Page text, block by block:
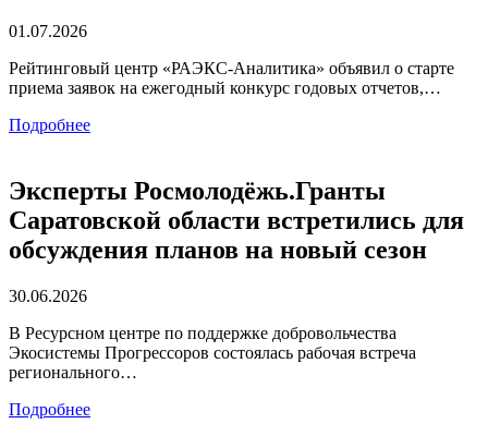
01.07.2026
Рейтинговый центр «РАЭКС-Аналитика» объявил о старте
приема заявок на ежегодный конкурс годовых отчетов,…
Подробнее
Эксперты Росмолодёжь.Гранты
Саратовской области встретились для
обсуждения планов на новый сезон
30.06.2026
В Ресурсном центре по поддержке добровольчества
Экосистемы Прогрессоров состоялась рабочая встреча
регионального…
Подробнее